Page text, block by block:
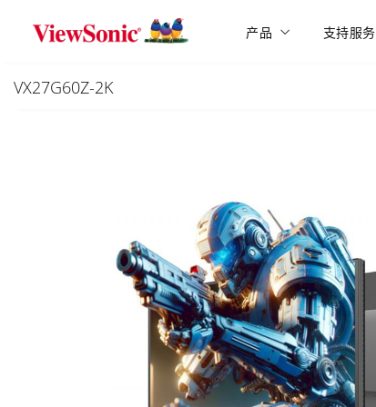
Skip to main content
产品 支持服务
VX27G60Z-2K